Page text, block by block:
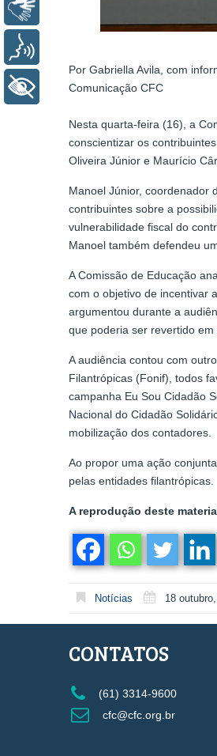
Por Gabriella Avila, com
Comunicação CFC
Nesta quarta-feira (16), a
conscientizar os
Oliveira Júnior e Maurício
Manoel Júnior, coordenador
contribuintes sobre a
vulnerabilidade fiscal do
Manoel também defendeu
A Comissão de Educação
com o objetivo de incentivar
argumentou durante a
que poderia ser revertido
A audiência contou com
Filantrópicas (Fonif), todos
campanha Eu Sou Cidadão
Nacional do Cidadão
mobilização dos contadores.
Ao propor uma ação
pelas entidades filantrópicas.
A reprodução deste
Notícias 18
CONTATOS
(61) 3314-9600
cfc@cfc.org.br
+ Acessibilidade